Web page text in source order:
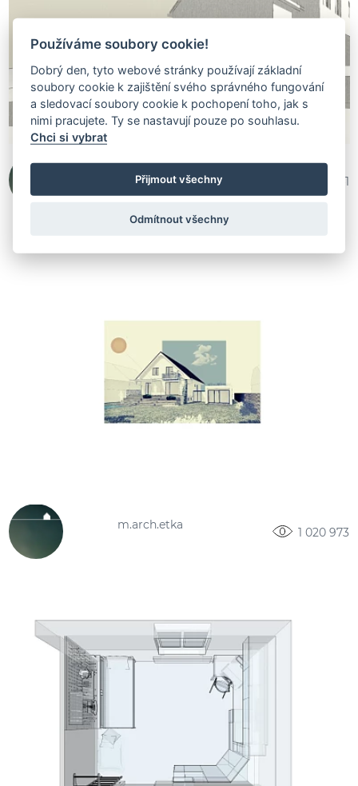
m.arch.etka
398 741
m.arch.etka
1 020 973
Používáme soubory cookie!
Dobrý den, tyto webové stránky používají základní
soubory cookie k zajištění svého správného fungování
a sledovací soubory cookie k pochopení toho, jak s
nimi pracujete. Ty se nastavují pouze po souhlasu.
Chci si vybrat
Přijmout všechny
Odmítnout všechny